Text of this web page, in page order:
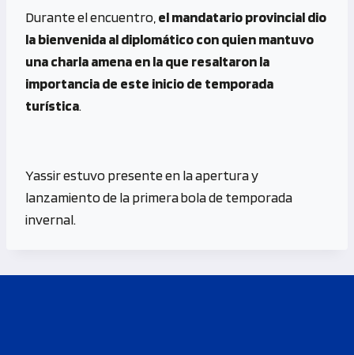
Durante el encuentro, el mandatario provincial dio
la bienvenida al diplomático con quien mantuvo
una charla amena en la que resaltaron la
importancia de este inicio de temporada
turística.
Yassir estuvo presente en la apertura y
lanzamiento de la primera bola de temporada
invernal.